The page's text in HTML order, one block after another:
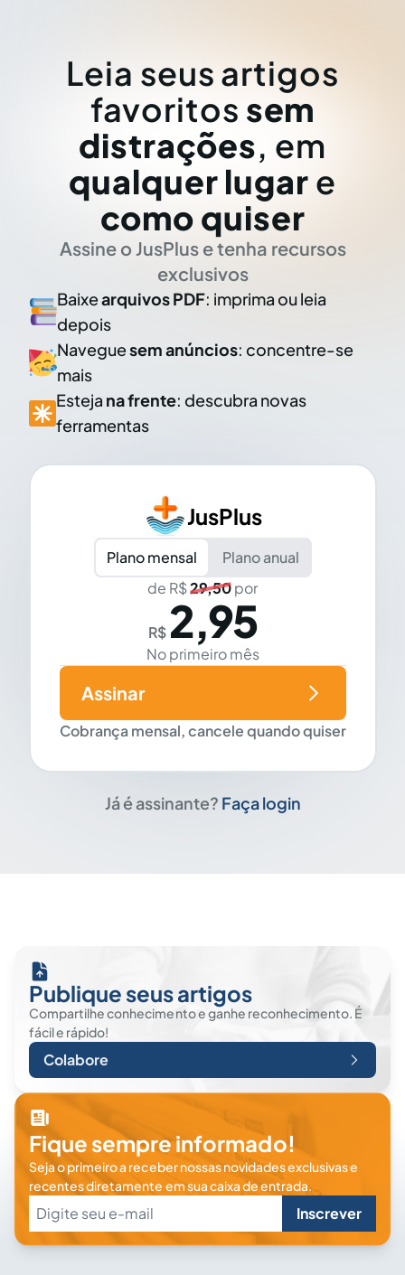
Leia seus artigos
favoritos sem
distrações, em
qualquer lugar e
como quiser
Assine o JusPlus e tenha recursos
exclusivos
Baixearquivos PDF: imprima ou leia
depois
Naveguesem anúncios: concentre-se
mais
Esteja na frente: descubra novas
ferramentas
JusPlus
Plano mensal
Plano anual
de R$29,50por
R$ 2,95
No primeiro mês
Cobrança mensal, cancele quando quiser
Assinar
Já é assinante? Faça login
Publique seus artigos
Compartilhe conhecimento e ganhe reconhecimento. É
fácil e rápido!
Colabore
Fique sempre informado!
Seja o primeiro a receber nossas novidades exclusivas e
recentes diretamente em sua caixa de entrada.
Inscrever